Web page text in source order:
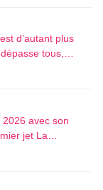
d’autant plus
dépasse tous,…
avec son
jet La…